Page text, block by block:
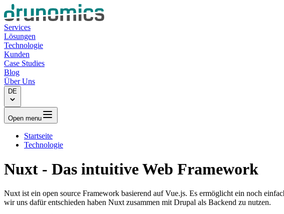
Services
Lösungen
Technologie
Kunden
Case Studies
Blog
Über Uns
DE
Open menu
Startseite
Technologie
Nuxt - Das intuitive Web Framework
Nuxt ist ein open source Framework basierend auf Vue.js. Es ermöglicht ein noch
wir uns dafür entschieden haben Nuxt zusammen mit Drupal als Backend zu nutzen.